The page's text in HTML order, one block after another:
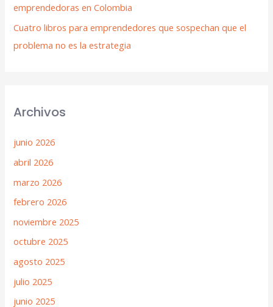
emprendedoras en Colombia
Cuatro libros para emprendedores que sospechan que el
problema no es la estrategia
Archivos
junio 2026
abril 2026
marzo 2026
febrero 2026
noviembre 2025
octubre 2025
agosto 2025
julio 2025
junio 2025